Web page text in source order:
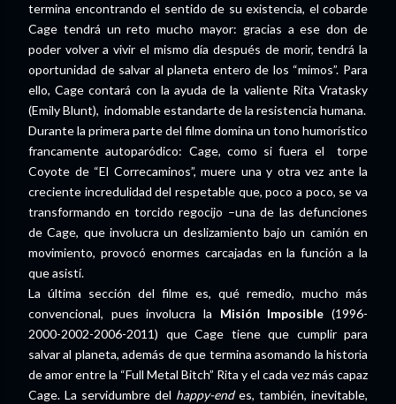
termina encontrando el sentido de su existencia, el cobarde
Cage tendrá un reto mucho mayor: gracias a ese don de
poder volver a vivir el mismo día después de morir, tendrá la
oportunidad de salvar al planeta entero de los “mimos”. Para
ello, Cage contará con la ayuda de la valiente Rita Vratasky
(Emily Blunt), indomable estandarte de la resistencia humana.
Durante la primera parte del filme domina un tono humorístico
francamente autoparódico: Cage, como si fuera el torpe
Coyote de “El Correcaminos”, muere una y otra vez ante la
creciente incredulidad del respetable que, poco a poco, se va
transformando en torcido regocijo –una de las defunciones
de Cage, que involucra un deslizamiento bajo un camión en
movimiento, provocó enormes carcajadas en la función a la
que asistí.
La última sección del filme es, qué remedio, mucho más
convencional, pues involucra la Misión Imposible (1996-
2000-2002-2006-2011) que Cage tiene que cumplir para
salvar al planeta, además de que termina asomando la historia
de amor entre la “Full Metal Bitch” Rita y el cada vez más capaz
Cage. La servidumbre del happy-endes, también, inevitable,